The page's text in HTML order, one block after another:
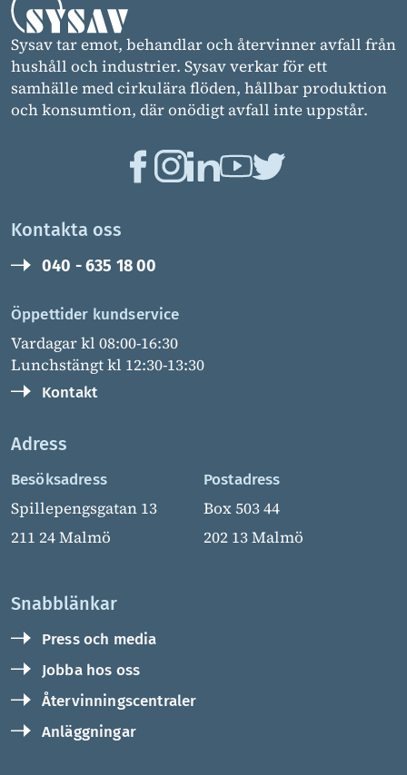
Sysav tar emot, behandlar och återvinner avfall från
hushåll och industrier. Sysav verkar för ett
samhälle med cirkulära flöden, hållbar produktion
och konsumtion, där onödigt avfall inte uppstår.
Kontakta oss
040 - 635 18 00
Öppettider kundservice
Vardagar kl 08:00-16:30
Lunchstängt kl 12:30-13:30
Kontakt
Adress
Besöksadress
Spillepengsgatan 13
211 24 Malmö
Postadress
Box 503 44
202 13 Malmö
Snabblänkar
Press och media
Jobba hos oss
Återvinningscentraler
Anläggningar